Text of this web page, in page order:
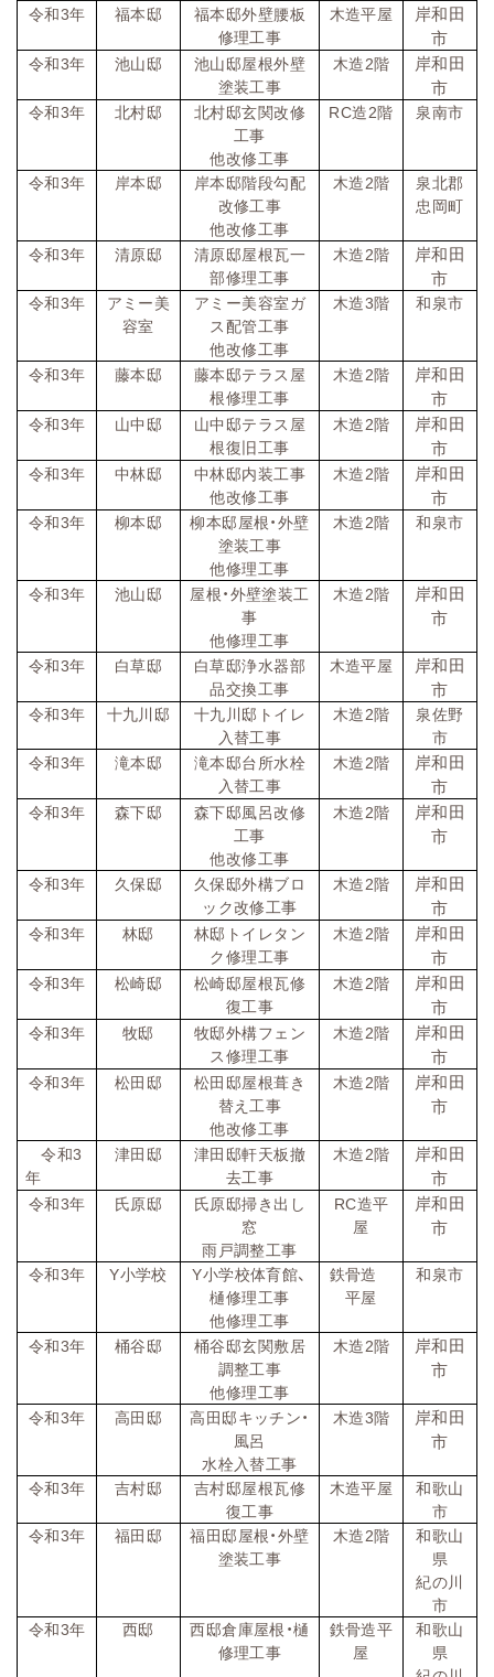
令和3年 福本邸
福本邸外壁腰板
修理工事
木造平屋
岸和田
市
令和3年 池山邸
池山邸屋根外壁
塗装工事
木造2階
岸和田
市
令和3年 北村邸
北村邸玄関改修
工事
他改修工事
RC造2階 泉南市
令和3年 岸本邸
岸本邸階段勾配
改修工事
他改修工事
木造2階
泉北郡
忠岡町
令和3年 清原邸
清原邸屋根瓦一
部修理工事
木造2階
岸和田
市
令和3年
アミー美
容室
アミー美容室ガ
ス配管工事
他改修工事
木造3階 和泉市
令和3年 藤本邸
藤本邸テラス屋
根修理工事
木造2階
岸和田
市
令和3年 山中邸
山中邸テラス屋
根復旧工事
木造2階
岸和田
市
令和3年 中林邸
中林邸内装工事
他改修工事
木造2階
岸和田
市
令和3年 柳本邸
柳本邸屋根・外壁
塗装工事
他修理工事
木造2階 和泉市
令和3年 池山邸
屋根・外壁塗装工
事
他修理工事
木造2階
岸和田
市
令和3年 白草邸
白草邸浄水器部
品交換工事
木造平屋
岸和田
市
令和3年 十九川邸
十九川邸トイレ
入替工事
木造2階
泉佐野
市
令和3年 滝本邸
滝本邸台所水栓
入替工事
木造2階
岸和田
市
令和3年 森下邸
森下邸風呂改修
工事
他改修工事
木造2階
岸和田
市
令和3年 久保邸
久保邸外構ブロ
ック改修工事
木造2階
岸和田
市
令和3年 林邸
林邸トイレタン
ク修理工事
木造2階
岸和田
市
令和3年 松崎邸
松崎邸屋根瓦修
復工事
木造2階
岸和田
市
令和3年 牧邸
牧邸外構フェン
ス修理工事
木造2階
岸和田
市
令和3年 松田邸
松田邸屋根葺き
替え工事
他改修工事
木造2階
岸和田
市
令和3
年
津田邸
津田邸軒天板撤
去工事
木造2階
岸和田
市
令和3年 氏原邸
氏原邸掃き出し
窓
雨戸調整工事
RC造平
屋
岸和田
市
令和3年 Y小学校 Y小学校体育館、
樋修理工事
他修理工事
鉄骨造
平屋
和泉市
令和3年 桶谷邸
桶谷邸玄関敷居
調整工事
他修理工事
木造2階
岸和田
市
令和3年 高田邸
高田邸キッチン・
風呂
水栓入替工事
木造3階
岸和田
市
令和3年 吉村邸
吉村邸屋根瓦修
復工事
木造平屋
和歌山
市
令和3年 福田邸
福田邸屋根・外壁
塗装工事
木造2階
和歌山
県
紀の川
市
令和3年 西邸
西邸倉庫屋根・樋
修理工事
鉄骨造平
屋
和歌山
県